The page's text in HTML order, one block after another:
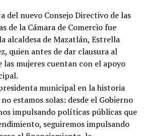
del nuevo Consejo Directivo de las
de la Cámara de Comercio fue
alcaldesa de Mazatlán, Estrella
quien antes de dar clausura al
las mujeres cuentan con el apoyo
municipal en la historia
estamos solas: desde el Gobierno
impulsando políticas públicas que
seguiremos impulsando